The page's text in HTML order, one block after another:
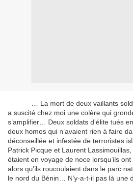
… La mort de deux vaillants
a suscité chez moi une colère qui
s’amplifier… Deux soldats d’élite tués
deux homos qui n’avaient rien à faire
déconseillée et infestée de terroristes
Patrick Picque et Laurent
étaient en voyage de noce lorsqu’ils
alors qu’ils roucoulaient dans le parc
le nord du Bénin… N’y-a-t-il pas là une